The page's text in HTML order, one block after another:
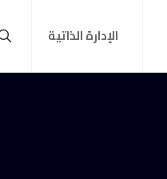
الإدارة الذاتية